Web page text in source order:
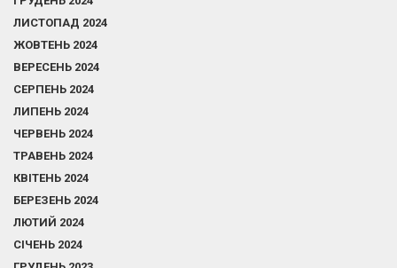
ЛИСТОПАД 2024
ЖОВТЕНЬ 2024
ВЕРЕСЕНЬ 2024
СЕРПЕНЬ 2024
ЛИПЕНЬ 2024
ЧЕРВЕНЬ 2024
ТРАВЕНЬ 2024
КВІТЕНЬ 2024
БЕРЕЗЕНЬ 2024
ЛЮТИЙ 2024
СІЧЕНЬ 2024